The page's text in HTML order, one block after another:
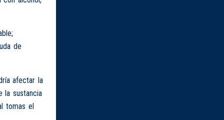
de
afectar la
la sustancia
tomas el